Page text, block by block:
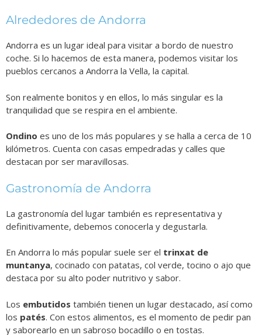
Alrededores de Andorra
Andorra es un lugar ideal para visitar a bordo de nuestro
coche. Si lo hacemos de esta manera, podemos visitar los
pueblos cercanos a Andorra la Vella, la capital.
Son realmente bonitos y en ellos, lo más singular es la
tranquilidad que se respira en el ambiente.
Ondino es uno de los más populares y se halla a cerca de 10
kilómetros. Cuenta con casas empedradas y calles que
destacan por ser maravillosas.
Gastronomía de Andorra
La gastronomía del lugar también es representativa y
definitivamente, debemos conocerla y degustarla.
En Andorra lo más popular suele ser el trinxat de
muntanya, cocinado con patatas, col verde, tocino o ajo que
destaca por su alto poder nutritivo y sabor.
Los embutidos también tienen un lugar destacado, así como
los patés. Con estos alimentos, es el momento de pedir pan
y saborearlo en un sabroso bocadillo o en tostas.